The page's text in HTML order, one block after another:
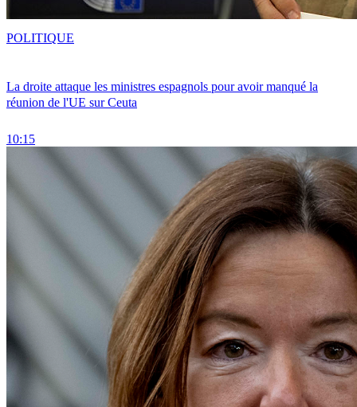
La droite attaque les ministres espagnols pour avoir manqué la
réunion de l'UE sur Ceuta
10:15
POLITIQUE